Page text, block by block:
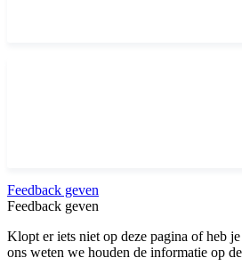
Feedback geven
Feedback geven
Klopt er iets niet op deze pagina of heb
ons weten we houden de informatie op